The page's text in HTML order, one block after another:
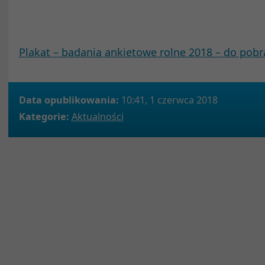
Plakat – badania ankietowe rolne 2018 – do
Data opublikowania: 10:41, 1 czerwca 2018
Kategorie: Aktualności